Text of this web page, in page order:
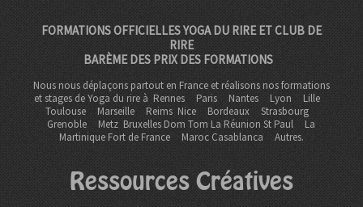
FORMATIONS OFFICIELLES YOGA DU RIRE ET CLUB DE
RIRE
BARÈME DES PRIX DES FORMATIONS
Nous nous déplaçons partout en France et réalisons nos formations
et stages de Yoga du rire à Rennes Paris Nantes Lyon
Lille
Toulouse
Marseille Reims Nice Bordeaux
Strasbourg
Grenoble
Metz Bruxelles Dom TomLa Réunion St Paul
La
Martinique Fort de France
Maroc Casablanca Autres.
Ressources Créatives